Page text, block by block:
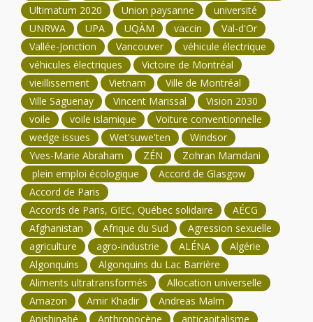
Ultimatum 2020
Union paysanne
université
UNRWA
UPA UQÀM vaccin
Val-d'Or
Vallée-Jonction
Vancouver
véhicule électrique
véhicules électriques
Victoire de Montréal
vieillissement
Vietnam
Ville de Montréal
Ville Saguenay
Vincent Marissal
Vision 2030
voile
voile islamique
Voiture conventionnelle
wedge issues
Wet'suwe'ten
Windsor
Yves-Marie Abraham
ZÉN
Zohran Mamdani
plein emploi écologique
Accord de Glasgow
Accord de Paris
Accords de Paris, GIEC, Québec solidaire
AÉCG
Afghanistan
Afrique du Sud
Agression sexuelle
agriculture
agro-industrie ALÉNA
Algérie
Algonquins
Algonquins du Lac Barrière
Aliments ultratransformés
Allocation universelle
Amazon
Amir Khadir
Andreas Malm
Anishinabé
Anthropocène anticapitalisme